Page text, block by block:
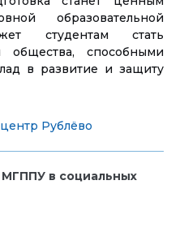
образовательной
студентам стать
общества, способными
в развитие и защиту
Рублёво
в социальных